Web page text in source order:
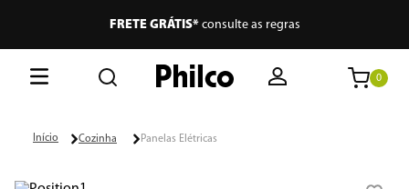
FRETE GRÁTIS*consulte as regras
0
Cozinha Panelas Elétricas
Termos mais buscados